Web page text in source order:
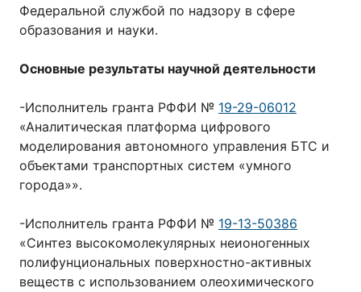
Федеральной службой по надзору в сфере
образования и науки.
Основные результаты научной деятельности
-Исполнитель гранта РФФИ № 19-29-06012
«Аналитическая платформа цифрового
моделирования автономного управления БТС и
объектами транспортных систем «умного
города»».
-Исполнитель гранта РФФИ № 19-13-50386
«Синтез высокомолекулярных неионогенных
полифунциональных поверхностно-активных
веществ с использованием олеохимического